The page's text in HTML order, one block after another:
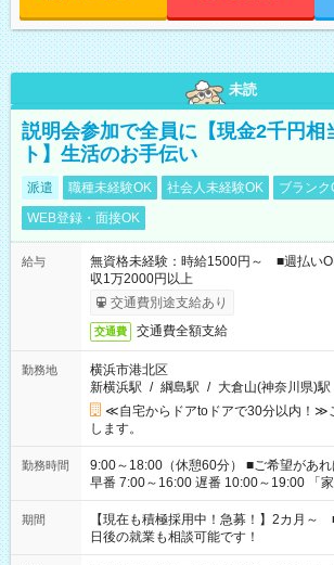
未読
説明会参加で全員に【現金2千円相
ト】生活のお手伝い
派遣 職種未経験OK 社会人未経験OK
ブランク
WEB登録・面接OK
給与
無資格未経験：時給1500円～ ■週払
収1万2000円以上
交通費別途支給あり
交通費 交通費全額支給
勤務地
横浜市港北区
新横浜駅 / 綱島駅 / 大倉山(神奈川県)駅
≪自宅からドアtoドアで30分以内！≫
します。
勤務時間
9:00～18:00（休憩60分） ■ご希望があれば下記シフトもOK！
早番 7:00～16:00 遅番 10:00～19:00 「家族と休みを合わせた
い」 「余裕を持って夕飯の準備がしたい
たくない」 など、ご希望を教えてくださいね。 ※Wワ
の方へ 今ご覧のお仕事で希望する勤務時
の勤務時間。 合計で週40時間を超える
期間
【現在も積極採用中！急募！】2カ月～
日後の就業も相談可能です！